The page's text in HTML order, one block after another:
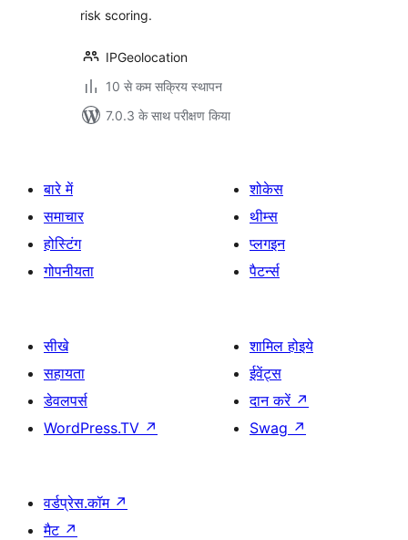
risk scoring.
IPGeolocation
10 से कम सक्रिय स्थापन
7.0.3 के साथ परीक्षण किया
बारे में
समाचार
होस्टिंग
गोपनीयता
शोकेस
थीम्स
प्लगइन
पैटर्न्स
सीखे
सहायता
डेवलपर्स
WordPress.TV ↗
शामिल होइये
ईवेंट्स
दान करें ↗
Swag ↗
वर्डप्रेस.कॉम ↗
मैट ↗